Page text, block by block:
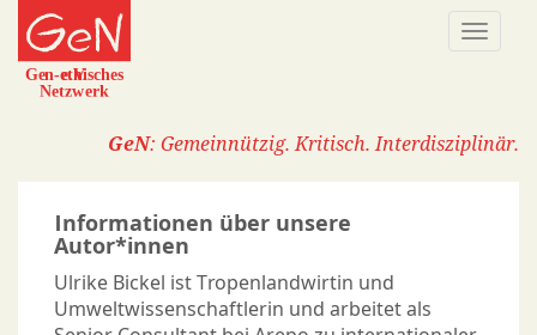
Direkt
zum
Inhalt
GeN: Gemeinnützig. Kritisch. Interdisziplinär.
Informationen über unsere
Autor*innen
Ulrike Bickel ist Tropenlandwirtin und
Umweltwissenschaftlerin und arbeitet als